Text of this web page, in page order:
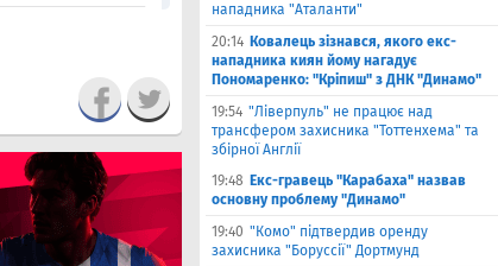
нападника "Аталанти"
20:14 Ковалець зізнався, якого екс-
нападника киян йому нагадує
Пономаренко: "Кріпиш" з ДНК "Динамо"
19:54 "Ліверпуль" не працює над
трансфером захисника "Тоттенхема" та
збірної Англії
19:48 Екс-гравець "Карабаха" назвав
основну проблему "Динамо"
19:40 "Комо" підтвердив оренду
захисника "Боруссії" Дортмунд